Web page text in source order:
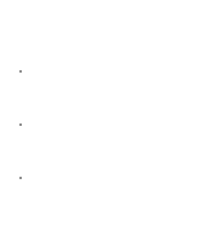
.
.
.